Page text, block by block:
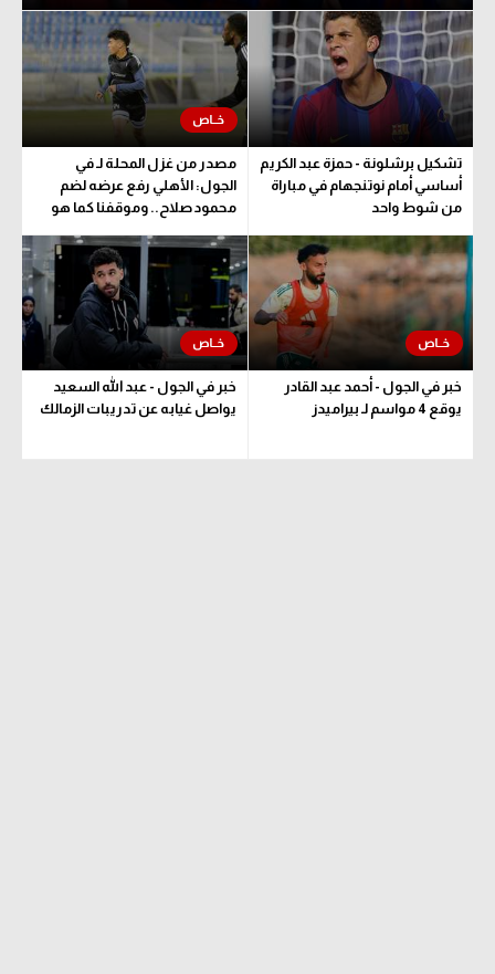
تشكيل برشلونة - حمزة عبد الكريم
أساسي أمام نوتنجهام في مباراة
من شوط واحد
مصدر من غزل المحلة لـ في
الجول: الأهلي رفع عرضه لضم
محمود صلاح.. وموقفنا كما هو
خبر في الجول - أحمد عبد القادر
يوقع 4 مواسم لـ بيراميدز
خبر في الجول - عبد الله السعيد
يواصل غيابه عن تدريبات الزمالك